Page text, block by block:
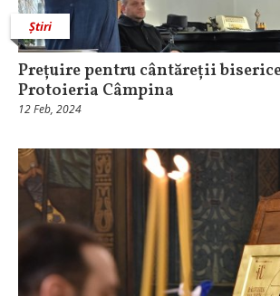
Știri
Prețuire pentru cântăreții
Protoieria Câmpina
12 Feb, 2024